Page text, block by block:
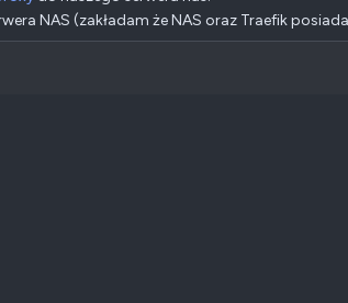
NAS (zakładam że NAS oraz Traefik